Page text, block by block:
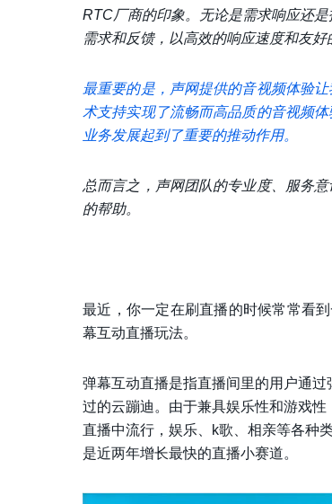
RTC厂商的印象。无论是需求响应还
需求和反馈，以高效的响应速度和友好
最重要的是，声网提供的音视频体验
术支持实现了流畅而高品质的音视频
业务发展起到了重要的推动作用。
总而言之，声网团队的专业度、服务
的帮助。
最近，你一定在刷直播的时候常常看
幕互动直播玩法。
弹幕互动直播是指直播间里的用户通
过的云蹦迪。由于兼具娱乐性和游戏
直播中流行，娱乐、k歌、相亲等各种
是近两年增长最快的直播小赛道。